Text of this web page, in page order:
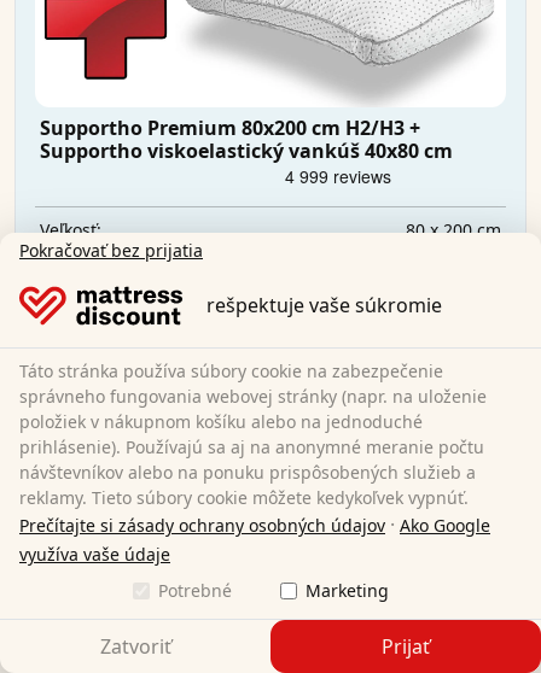
Supportho Premium 80x200 cm H2/H3 +
Supportho viskoelastický vankúš 40x80 cm
Veľkosť:
80 x 200 cm
Materiál:
Celková výška:
Stupeň tvrdosti:
119,95 €
Doprava zadarmo
K dispozícii ihneď
Zistite viac
Pokračovať bez prijatia
rešpektuje vaše súkromie
Táto stránka používa súbory cookie na zabezpečenie
správneho fungovania webovej stránky (napr. na uloženie
položiek v nákupnom košíku alebo na jednoduché
prihlásenie). Používajú sa aj na anonymné meranie počtu
návštevníkov alebo na ponuku prispôsobených služieb a
reklamy. Tieto súbory cookie môžete kedykoľvek vypnúť.
Prečítajte si zásady ochrany osobných údajov · Ako Google
využíva vaše údaje
Potrebné
Marketing
Zatvoriť Prijať